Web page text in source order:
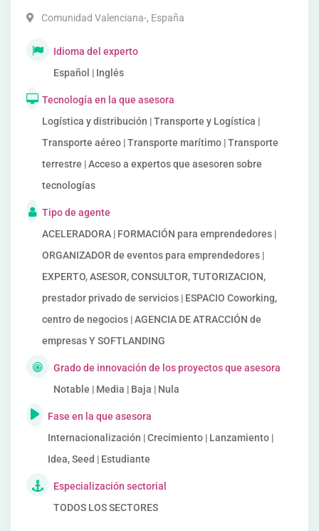
Comunidad Valenciana-, España
Idioma del experto
Español | Inglés
Tecnología en la que asesora
Logística y distribución | Transporte y Logística |
Transporte aéreo | Transporte marítimo | Transporte
terrestre | Acceso a expertos que asesoren sobre
tecnologías
Tipo de agente
ACELERADORA | FORMACIÓN para emprendedores |
ORGANIZADOR de eventos para emprendedores |
EXPERTO, ASESOR, CONSULTOR, TUTORIZACION,
prestador privado de servicios | ESPACIO Coworking,
centro de negocios | AGENCIA DE ATRACCIÓN de
empresas Y SOFTLANDING
Grado de innovación de los proyectos que asesora
Notable | Media | Baja | Nula
Fase en la que asesora
Internacionalización | Crecimiento | Lanzamiento |
Idea, Seed | Estudiante
Especialización sectorial
TODOS LOS SECTORES